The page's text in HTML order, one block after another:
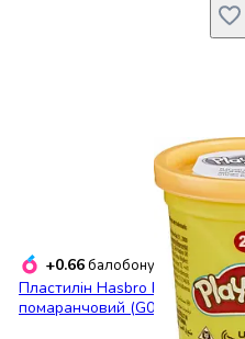
+0.66балобонусів
Пластилін Hasbro Play-Doh
помаранчовий (G0510_G0685)